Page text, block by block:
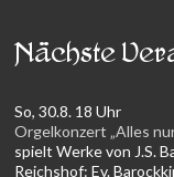
Nächste
So, 30.8. 18 Uhr
Orgelkonzert „Alles
spielt Werke von J.S.
Reichshof:Ev.